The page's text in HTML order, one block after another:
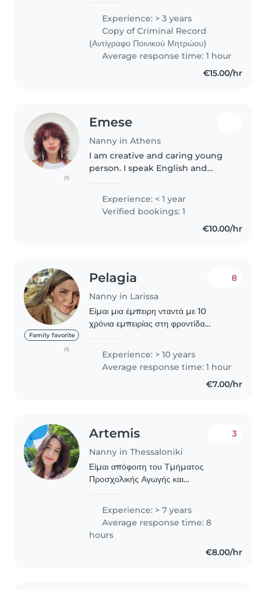
δουλεψει σε ΜΕΝΝ( μοναδα εντατικης
νοσηλειας νεογνων) οπως και σεΜΕΘ
(εντατικη..
Experience: > 3 years
Copy of Criminal Record
(Αντίγραφο Ποινικού Μητρώου)
Average response time: 1 hour
€15.00/hr
(1)
Emese
Nanny in Athens
I am creative and caring young
person. I speak English and
knowledge of Greek. I have
experience with childcare
through helping family and
Experience: < 1 year
Verified bookings: 1
€10.00/hr
Family favorite
(1)
Pelagia
Nanny in Larissa
8
Είμαι μια έμπειρη νταντά με 10
χρόνια εμπειρίας στη φροντίδα
βρέφη έως εφήβους. Μιλώ Ελληνικά,
Αγγλικά και Σερβικά και είμαι
πρόθυμη να μοιραστώ τις
Experience: > 10 years
Average response time: 1 hour
€7.00/hr
Artemis
Nanny in Thessaloniki
3
Είμαι απόφοιτη του Τμήματος
Προσχολικής Αγωγής και
μεταπτυχιακού στην Εκπαιδευτική
Ρομποτική και τις Νέες Τεχνολογίες
στην Εκπαίδευση. Παράλληλα, έχω
ολοκληρώσει..
Experience: > 7 years
Average response time: 8
hours
€8.00/hr